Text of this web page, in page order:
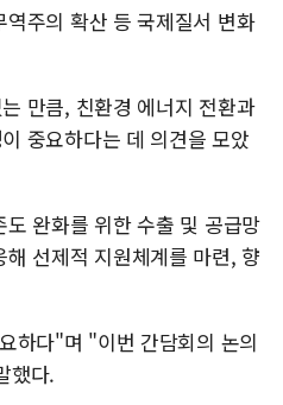
주의 확산 등 국제질서 변화
만큼, 친환경 에너지 전환과
중요하다는 데 의견을 모았
완화를 위한 수출 및 공급망
선제적 지원체계를 마련, 향
하다"며 "이번 간담회의 논의
했다.